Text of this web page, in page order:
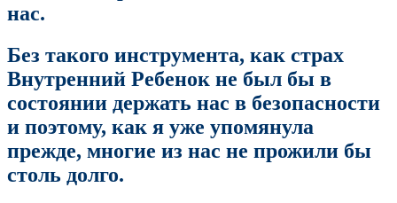
нас.
Без такого инструмента, как страх
Внутренний Ребенок не был бы в
состоянии держать нас в безопасности
и поэтому, как я уже упомянула
прежде, многие из нас не прожили бы
столь долго.